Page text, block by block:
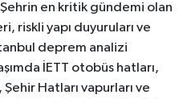
en kritik gündemi olan
riskli yapı duyuruları ve
deprem analizi
İETT otobüs hatları,
Hatları vapurları ve